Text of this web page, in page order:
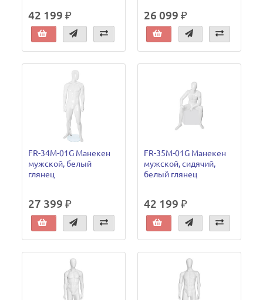
42 199 ₽ 26 099 ₽
FR-34M-01G Манекен
мужской, белый
глянец
27 399 ₽
FR-35M-01G Манекен
мужской, сидячий,
белый глянец
42 199 ₽